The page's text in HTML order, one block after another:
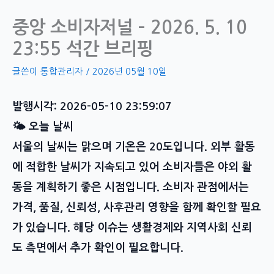
중앙 소비자저널 – 2026. 5. 10
23:55 석간 브리핑
글쓴이 통합관리자 / 2026년 05월 10일
발행시각: 2026-05-10 23:59:07
🌤 오늘 날씨
서울의 날씨는 맑으며 기온은 20도입니다. 외부 활동
에 적합한 날씨가 지속되고 있어 소비자들은 야외 활
동을 계획하기 좋은 시점입니다. 소비자 관점에서는
가격, 품질, 신뢰성, 사후관리 영향을 함께 확인할 필요
가 있습니다. 해당 이슈는 생활경제와 지역사회 신뢰
도 측면에서 추가 확인이 필요합니다.